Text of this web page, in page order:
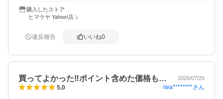
購入したストア
ヒマラヤ Yahoo!店
違反報告 いいね0
買ってよかった‼️ポイント含めた価格も… 2026/07/25
5.0 iwa********さん